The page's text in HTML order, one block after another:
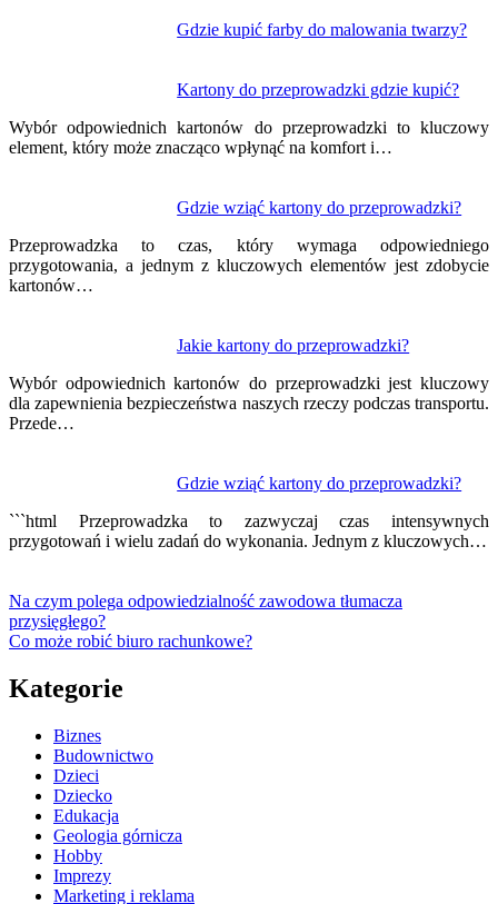
Gdzie kupić farby do malowania twarzy?
Kartony do przeprowadzki gdzie kupić?
Wybór odpowiednich kartonów do przeprowadzki to kluczowy
element, który może znacząco wpłynąć na komfort i…
Gdzie wziąć kartony do przeprowadzki?
Przeprowadzka to czas, który wymaga odpowiedniego
przygotowania, a jednym z kluczowych elementów jest zdobycie
kartonów…
Jakie kartony do przeprowadzki?
Wybór odpowiednich kartonów do przeprowadzki jest kluczowy
dla zapewnienia bezpieczeństwa naszych rzeczy podczas transportu.
Przede…
Gdzie wziąć kartony do przeprowadzki?
```html Przeprowadzka to zazwyczaj czas intensywnych
przygotowań i wielu zadań do wykonania. Jednym z kluczowych…
Na czym polega odpowiedzialność zawodowa tłumacza
przysięgłego?
Co może robić biuro rachunkowe?
Kategorie
Biznes
Budownictwo
Dzieci
Dziecko
Edukacja
Geologia górnicza
Hobby
Imprezy
Marketing i reklama